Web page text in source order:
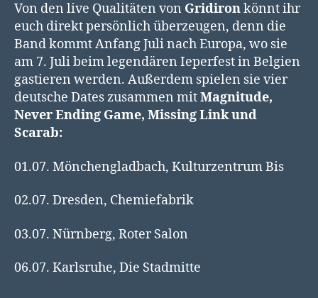
Von den live Qualitäten von Gridironkönnt ihr
euch direkt persönlich überzeugen, denn die
Band kommt Anfang Juli nach Europa, wo sie
am 7. Juli beim legendären Ieperfest in Belgien
gastieren werden. Außerdem spielen sie vier
deutsche Dates zusammen mitMagnitude,
Never Ending Game, Missing Link und
Scarab:
01.07. Mönchengladbach, Kulturzentrum Bis
02.07. Dresden, Chemiefabrik
03.07. Nürnberg, Roter Salon
06.07. Karlsruhe, Die Stadmitte